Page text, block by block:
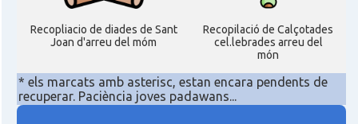
Recopliacio de diades de Sant
Joan d'arreu del móm
Recopilació de Calçotades
cel.lebrades arreu del
món
* els marcats amb asterisc, estan encara pendents de
recuperar. Paciència joves padawans...